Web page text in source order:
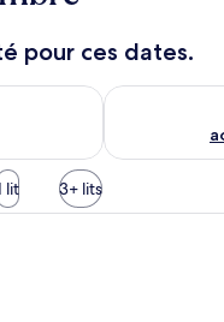
pour ces dates.
ce soir août 7 - août 8
Vérifier la
lit 3+ lits
Une chambre d’hôtel avec